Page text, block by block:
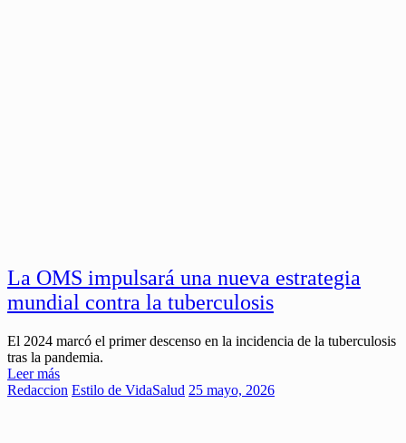
La OMS impulsará una nueva estrategia
mundial contra la tuberculosis
El 2024 marcó el primer descenso en la incidencia de la tuberculosis
tras la pandemia.
Leer más
Redaccion Estilo de VidaSalud 25 mayo, 2026